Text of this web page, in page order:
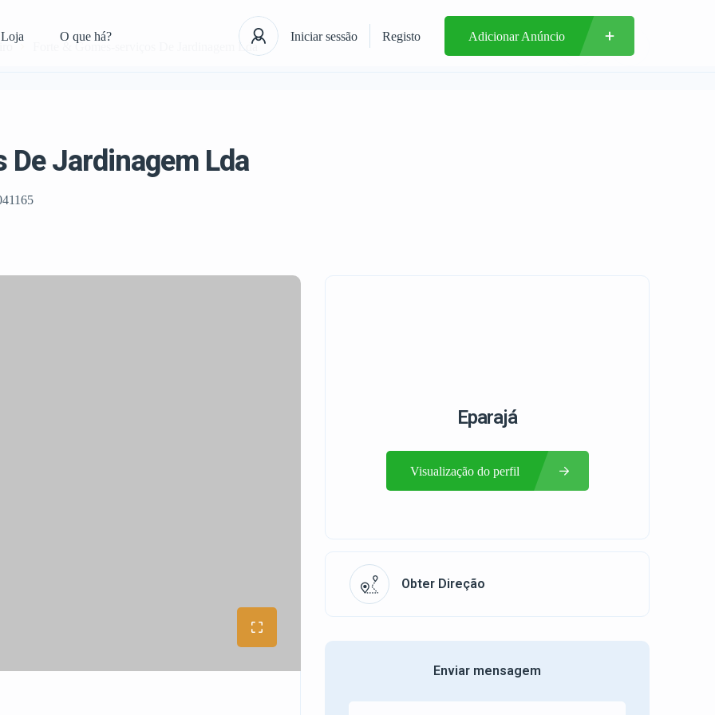
Loja O que há? Iniciar sessão Registo Adicionar Anúncio
Forte & Gomes-serviços De Jardinagem Lda
Jardinagem Lda
Eparajá
Visualização do perfil
Obter Direção
Enviar mensagem